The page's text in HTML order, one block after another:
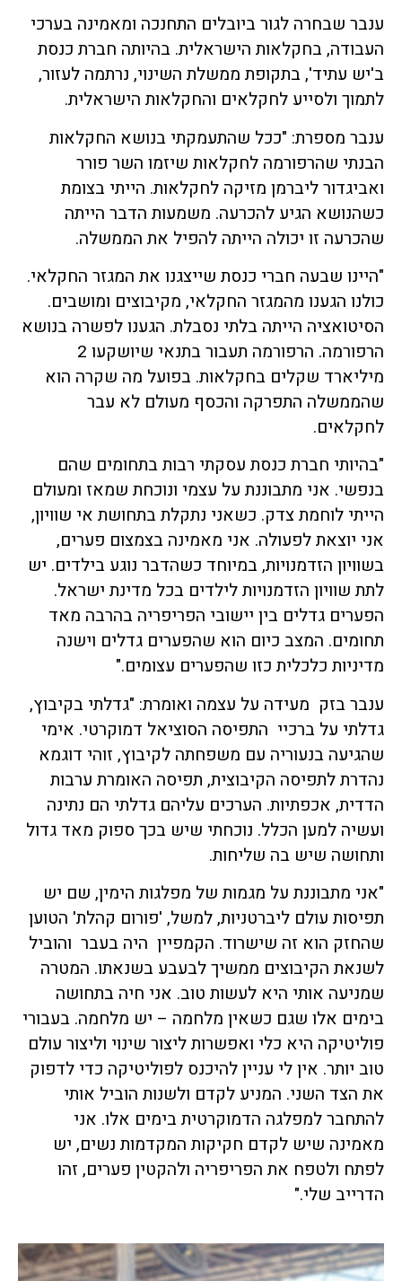
ענבר שבחרה לגור ביובלים התחנכה ומאמינה בערכי
העבודה, בחקלאות הישראלית. בהיותה חברת כנסת
ב'יש עתיד', בתקופת ממשלת השינוי, נרתמה לעזור,
לתמוך ולסייע לחקלאים והחקלאות הישראלית.
ענבר מספרת: "ככל שהתעמקתי בנושא החקלאות
הבנתי שהרפורמה לחקלאות שיזמו השר פורר
ואביגדור ליברמן מזיקה לחקלאות. הייתי בצומת
כשהנושא הגיע להכרעה. משמעות הדבר הייתה
שהכרעה זו יכולה הייתה להפיל את הממשלה.
"היינו שבעה חברי כנסת שייצגנו את המגזר החקלאי.
כולנו הגענו מהמגזר החקלאי, מקיבוצים ומושבים.
הסיטואציה הייתה בלתי נסבלת. הגענו לפשרה בנושא
הרפורמה. הרפורמה תעבור בתנאי שיושקעו 2
מיליארד שקלים בחקלאות. בפועל מה שקרה הוא
שהממשלה התפרקה והכסף מעולם לא עבר
לחקלאים.
"בהיותי חברת כנסת עסקתי רבות בתחומים שהם
בנפשי. אני מתבוננת על עצמי ונוכחת שמאז ומעולם
הייתי לוחמת צדק. כשאני נתקלת בתחושת אי שוויון,
אני יוצאת לפעולה. אני מאמינה בצמצום פערים,
בשוויון הזדמנויות, במיוחד כשהדבר נוגע בילדים. יש
לתת שוויון הזדמנויות לילדים בכל מדינת ישראל.
הפערים גדלים בין יישובי הפריפריה בהרבה מאד
תחומים. המצב כיום הוא שהפערים גדלים וישנה
מדיניות כלכלית כזו שהפערים עצומים."
ענבר בזק מעידה על עצמה ואומרת: "גדלתי בקיבוץ,
גדלתי על ברכיי התפיסה הסוציאל דמוקרטי. אימי
שהגיעה בנעוריה עם משפחתה לקיבוץ, זוהי דוגמא
נהדרת לתפיסה הקיבוצית, תפיסה האומרת ערבות
הדדית, אכפתיות. הערכים עליהם גדלתי הם נתינה
ועשיה למען הכלל. נוכחתי שיש בכך ספוק מאד גדול
ותחושה שיש בה שליחות.
"אני מתבוננת על מגמות של מפלגות הימין, שם יש
תפיסות עולם ליברטניות, למשל, 'פורום קהלת' הטוען
שהחזק הוא זה שישרוד. הקמפיין היה בעבר והוביל
לשנאת הקיבוצים ממשיך לבעבע בשנאתו. המטרה
שמניעה אותי היא לעשות טוב. אני חיה בתחושה
בימים אלו שגם כשאין מלחמה – יש מלחמה. בעבורי
פוליטיקה היא כלי ואפשרות ליצור שינוי וליצור עולם
טוב יותר. אין לי עניין להיכנס לפוליטיקה כדי לדפוק
את הצד השני. המניע לקדם ולשנות הוביל אותי
להתחבר למפלגה הדמוקרטית בימים אלו. אני
מאמינה שיש לקדם חקיקות המקדמות נשים, יש
לפתח ולטפח את הפריפריה ולהקטין פערים, זהו
הדרייב שלי."